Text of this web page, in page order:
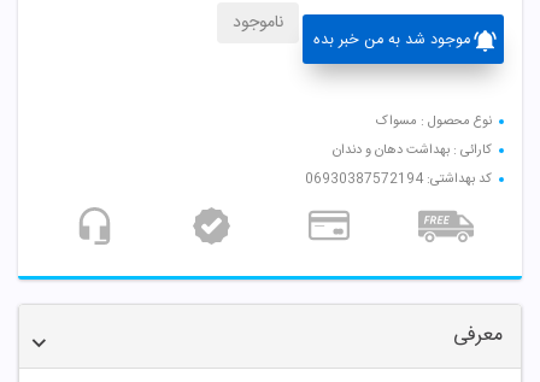
موجود شد به من خبر بده
ناموجود
نوع محصول : مسواک
کارائی : بهداشت دهان و دندان
کد بهداشتی: 06930387572194
معرفی